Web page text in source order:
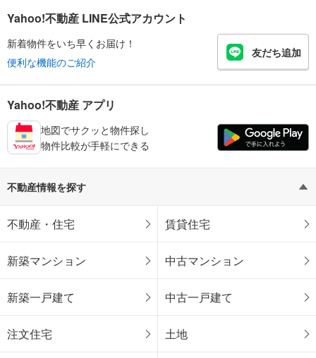
Yahoo!不動産 LINE公式アカウント
新着物件をいち早くお届け！
便利な機能のご紹介
友だち追加
Yahoo!不動産 アプリ
地図でサクッと物件探し
物件比較が手軽にできる
不動産情報を探す
不動産・住宅 賃貸住宅
新築マンション 中古マンション
新築一戸建て 中古一戸建て
注文住宅 土地